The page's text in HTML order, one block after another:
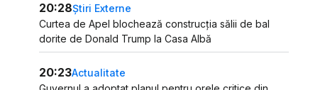
20:28Știri Externe
Curtea de Apel blochează construcția sălii de bal
dorite de Donald Trump la Casa Albă
20:23Actualitate